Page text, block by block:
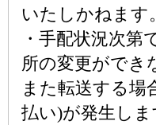
いたしかねます。
・手配状況次第
所の変更ができ
また転送する場
払い)が発生し